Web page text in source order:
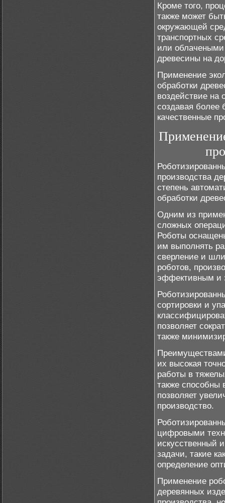
Кроме того,
также может
окружающей
транспортных
или облачеными
древесины на
Применение
обработки
воздействие на
создавая более
качественные
производства
степень
обработки
Одним из
сложных
Роботы
им выполнять
сверление и
роботов,
эффективным и
сортировки и
позволяет
также
их высокая
работы в
также способны
позволяет
производство.
цифровыми
искусственный
задачи, такие
определение
Применение
деревянных